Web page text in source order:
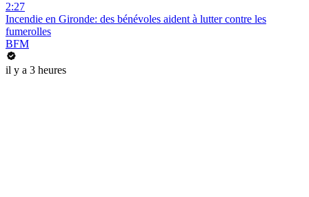
2:27
Incendie en Gironde: des bénévoles aident à lutter contre les
fumerolles
BFM
il y a 3 heures